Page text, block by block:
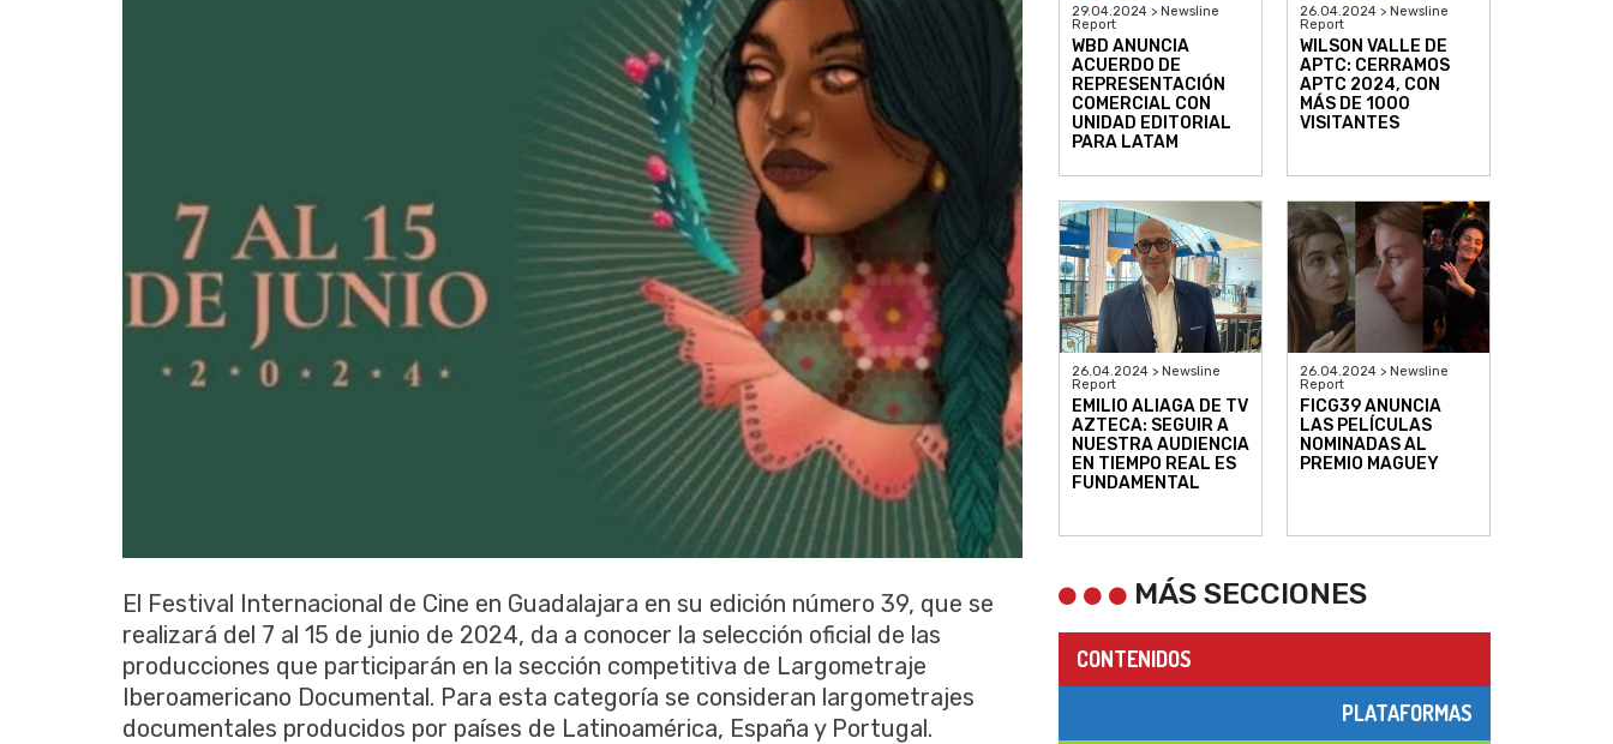
El Festival Internacional de Cine en Guadalajara en su edición número 39, que se
realizará del 7 al 15 de junio de 2024, da a conocer la selección oficial de las
producciones que participarán en la sección competitiva de Largometraje
Iberoamericano Documental. Para esta categoría se consideran largometrajes
documentales producidos por países de Latinoamérica, España y Portugal.
29.04.2024 > Newsline
Report
WBD ANUNCIA
ACUERDO DE
REPRESENTACIÓN
COMERCIAL CON
UNIDAD EDITORIAL
PARA LATAM
26.04.2024 > Newsline
Report
WILSON VALLE DE
APTC: CERRAMOS
APTC 2024, CON
MÁS DE 1000
VISITANTES
26.04.2024 > Newsline
Report
EMILIO ALIAGA DE TV
AZTECA: SEGUIR A
NUESTRA AUDIENCIA
EN TIEMPO REAL ES
FUNDAMENTAL
26.04.2024 > Newsline
Report
FICG39 ANUNCIA
LAS PELÍCULAS
NOMINADAS AL
PREMIO MAGUEY
MÁS SECCIONES
CONTENIDOS
PLATAFORMAS